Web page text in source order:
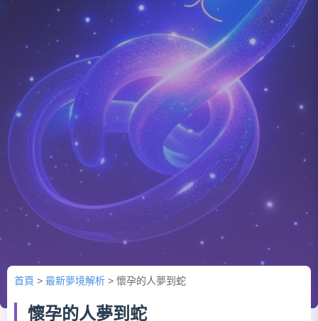
首頁 > 最新夢境解析 > 懷孕的人夢到蛇
懷孕的人夢到蛇